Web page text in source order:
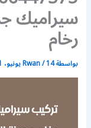
سيراميك
رخام
بواسطة Rwan/14 يونيو، 2021